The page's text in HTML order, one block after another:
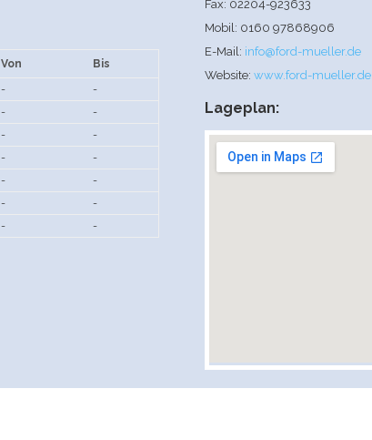
Von
Bis
-
-
-
-
-
-
-
-
-
-
-
-
- -
Fax: 02204-923633
Mobil: 0160 97868906
E-Mail: info@ford-mueller.de
Website:www.ford-mueller.de
Lageplan: